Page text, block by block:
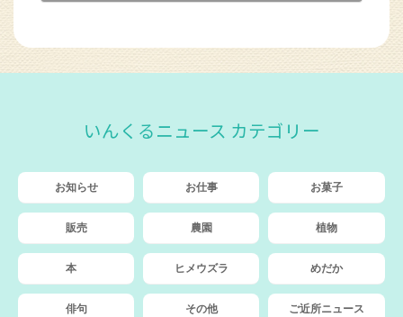
いんくるニュース カテゴリー
お知らせ お仕事 お菓子
販売 農園 植物
本 ヒメウズラ めだか
俳句 その他 ご近所ニュース